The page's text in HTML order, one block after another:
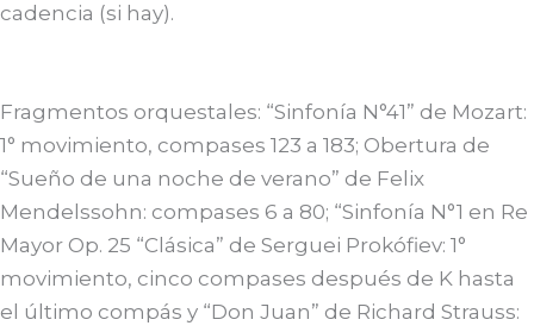
cadencia (si hay).
Fragmentos orquestales: “Sinfonía N°41” de Mozart:
1° movimiento, compases 123 a 183; Obertura de
“Sueño de una noche de verano” de Felix
Mendelssohn: compases 6 a 80; “Sinfonía N°1 en Re
Mayor Op. 25 “Clásica” de Serguei Prokófiev: 1°
movimiento, cinco compases después de K hasta
el último compás y “Don Juan” de Richard Strauss: